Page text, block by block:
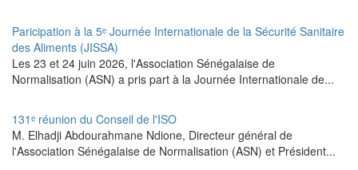
Paricipation à la 5ᵉ Journée Internationale de la Sécurité Sanitaire
des Aliments (JISSA)
‎Les 23 et 24 juin 2026, l'Association Sénégalaise de
Normalisation (ASN) a pris part à la Journée Internationale de...
131ᵉ réunion du Conseil de l'ISO
M. Elhadji Abdourahmane Ndione, Directeur général de
l'Association Sénégalaise de Normalisation (ASN) et Président...